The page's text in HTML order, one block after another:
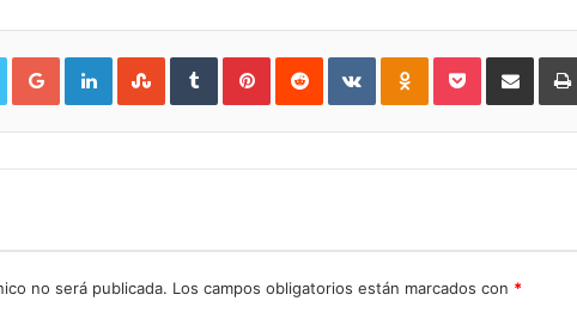
TwitterGoogle+LinkedInStumbleUpon
TumblrPinterestReddit VKontakteOdnoklassniki
PocketShare
Email
no será publicada. Los campos obligatorios están marcados con *